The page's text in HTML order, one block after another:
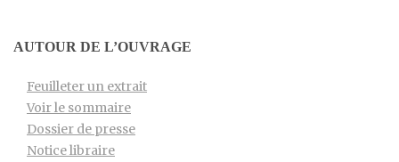
AUTOUR DE L’OUVRAGE
Feuilleter un extrait
Voir le sommaire
Dossier de presse
Notice libraire